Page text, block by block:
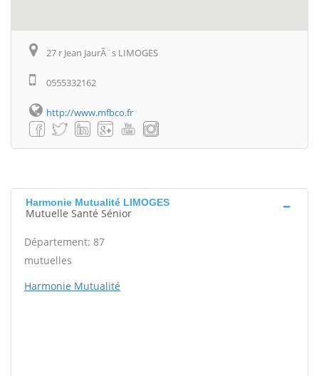
27 r Jean JaurÃ¨s LIMOGES
0555332162
http://www.mfbco.fr
Harmonie Mutualité LIMOGES
Mutuelle Santé Sénior
Département: 87
mutuelles
Harmonie Mutualité